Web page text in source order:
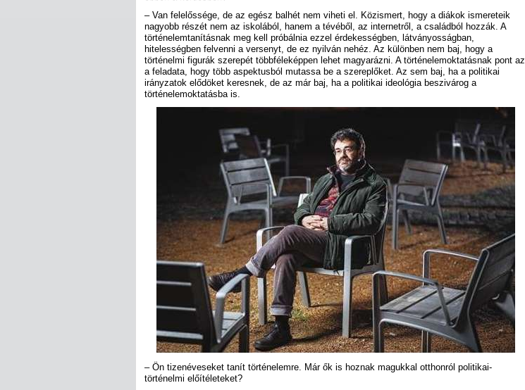
– Van felelőssége, de az egész balhét nem viheti el. Közismert, hogy a diákok ismereteik
nagyobb részét nem az iskolából, hanem a tévéből, az internetről, a családból hozzák. A
történelemtanításnak meg kell próbálnia ezzel érdekességben, látványosságban,
hitelességben felvenni a versenyt, de ez nyilván nehéz. Az különben nem baj, hogy a
történelmi figurák szerepét többféleképpen lehet magyarázni. A történelemoktatásnak pont az
a feladata, hogy több aspektusból mutassa be a szereplőket. Az sem baj, ha a politikai
irányzatok elődöket keresnek, de az már baj, ha a politikai ideológia beszivárog a
történelemoktatásba is.
– Ön tizenéveseket tanít történelemre. Már ők is hoznak magukkal otthonról politikai-
történelmi előítéleteket?